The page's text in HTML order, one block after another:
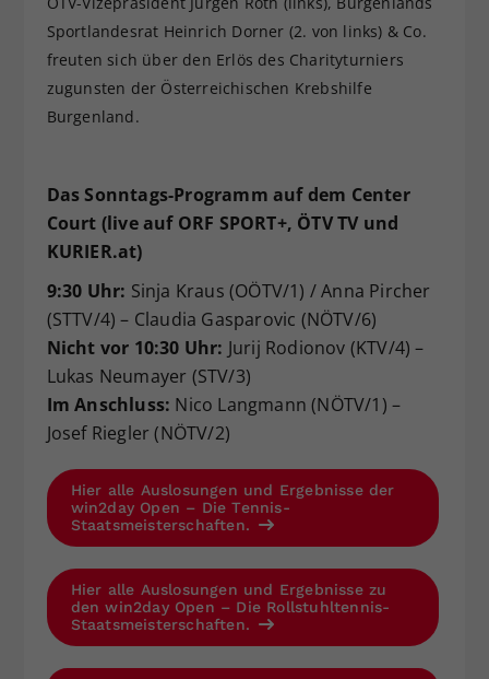
Sportlandesrat Heinrich Dorner (2. von links) & Co.
freuten sich über den Erlös des Charityturniers
zugunsten der Österreichischen Krebshilfe
Burgenland.
Das Sonntags-Programm auf dem Center
Court (live auf ORF SPORT+, ÖTV TV und
KURIER.at)
9:30 Uhr: Sinja Kraus (OÖTV/1) / Anna Pircher
(STTV/4) – Claudia Gasparovic (NÖTV/6)
Nicht vor 10:30 Uhr: Jurij Rodionov (KTV/4) –
Lukas Neumayer (STV/3)
Im Anschluss: Nico Langmann (NÖTV/1) –
Josef Riegler (NÖTV/2)
Hier alle Auslosungen und Ergebnisse der
win2day Open – Die Tennis-
Staatsmeisterschaften.
Hier alle Auslosungen und Ergebnisse zu
den win2day Open – Die Rollstuhltennis-
Staatsmeisterschaften.